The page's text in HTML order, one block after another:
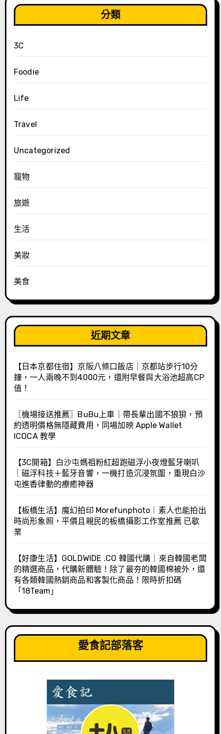
分類
3C
Foodie
Life
Travel
Uncategorized
寵物
旅遊
生活
美妝
美食
近期文章
【日本京都住宿】京阪八條口飯店｜京都站步行10分
鐘，一人兩晚不到4000元，還附早餐與大浴池超高CP
值！
〖機場接送推薦〗BuBu上車｜帶長輩出國不狼狽，預
約透明價格無隱藏費用，同場加映 Apple Wallet
ICOCA 教學
【3C開箱】白沙屯媽祖粉紅超跑磁浮小夜燈藍牙喇叭
｜磁浮科技＋藍牙音響，一機打造沉浸氛圍，重現白沙
屯進香律動的療癒神器
【板橋生活】魔幻拍印 Morefunphoto｜素人也能拍出
時尚形象照，平價且親民的板橋攝影工作室推薦 已歇
業
【好康生活】GOLDWIDE .CO 韓國代購｜來自韓國老闆
的精選商品，代購新體驗！除了最夯的韓國棉被外，還
有各類韓國熱銷商品和客製化商品！限時折扣碼
「18Team」
愛食記部落客